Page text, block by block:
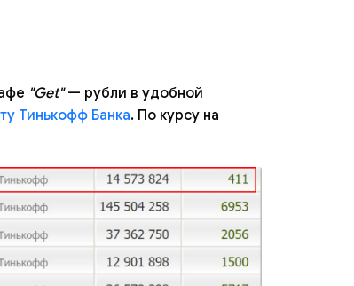
"Get"— рубли в удобной
Тинькофф Банка. По курсу на